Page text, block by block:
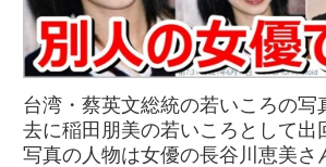
台湾・蔡英文総統の若いころの
去に稲田朋美の若いころとして出
写真の人物は女優の長谷川恵美さ